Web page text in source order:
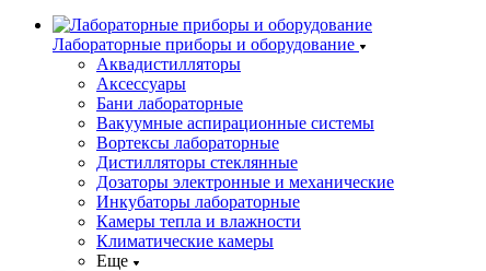
Лабораторные приборы и оборудование
Аквадистилляторы
Аксессуары
Бани лабораторные
Вакуумные аспирационные системы
Вортексы лабораторные
Дистилляторы стеклянные
Дозаторы электронные и механические
Инкубаторы лабораторные
Камеры тепла и влажности
Климатические камеры
Еще